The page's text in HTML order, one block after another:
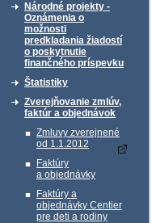
Národné projekty -
Oznámenia o
možnosti
predkladania žiadostí
o poskytnutie
finančného príspevku
Štatistiky
Zverejňovanie zmlúv,
faktúr a objednávok
Zmluvy zverejnené
od 1.1.2012
Faktúry
a objednávky
Faktúry a
objednávky Centier
pre deti a rodiny